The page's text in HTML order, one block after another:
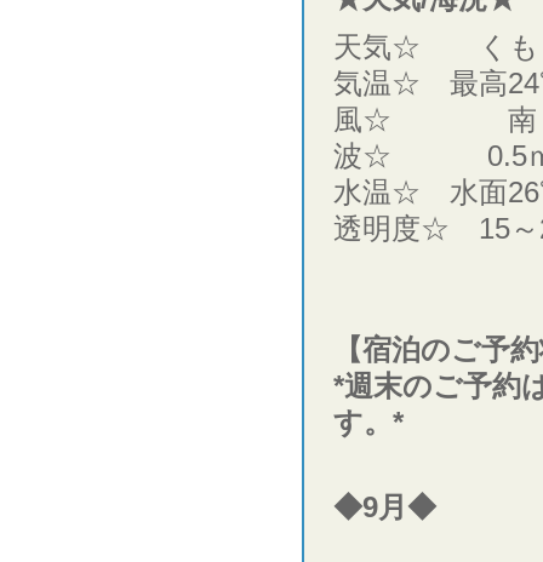
天気☆ くも
気温☆ 最高
風☆ 南
波☆ 0.5
水温☆ 水面
透明度☆ 15～
【宿泊のご予
*週末のご予約
す。*
◆9月◆